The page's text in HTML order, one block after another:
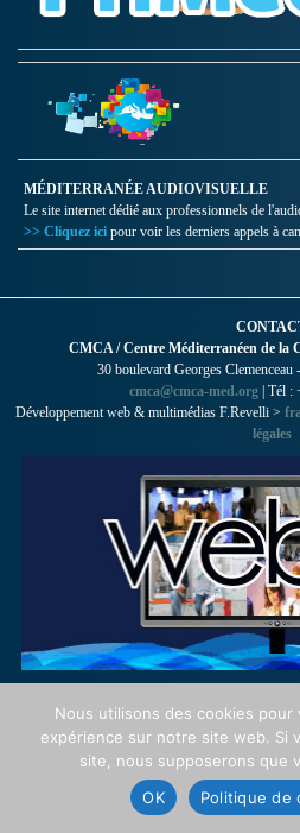
MÉDITERRANÉE AUDIOVISUELLE
Le site internet dédié aux professionnels de
>> Cliquez ici pour voir les derniers appels à
CMCA / Centre Méditerranéen de la
30 boulevard Georges
cmca@cmca-med.org | Tél :
Développement web & multimédias F.Revelli >
légales
Nous utilisons des cookies pour
expérience sur notre site web. Si
site, nous supposerons que
OK
Politique de